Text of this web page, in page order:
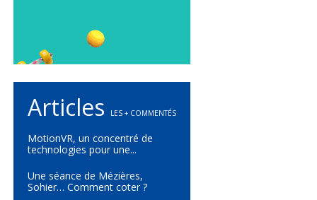
Articles LES + COMMENTÉS
MotionVR, un concentré de
technologies pour une...
Une séance de Mézières,
Sohier… Comment coter ?